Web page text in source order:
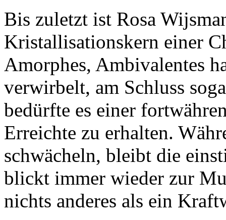
Bis zuletzt ist Rosa
Kristallisationskern einer
Amorphes, Ambivalentes
verwirbelt, am Schluss
bedürfte es einer
Erreichte zu erhalten.
schwächeln, bleibt die
blickt immer wieder zur
nichts anderes als ein